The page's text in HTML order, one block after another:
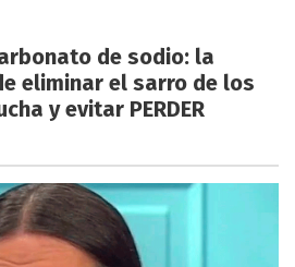
de sodio: la
eliminar el sarro de los
y evitar PERDER